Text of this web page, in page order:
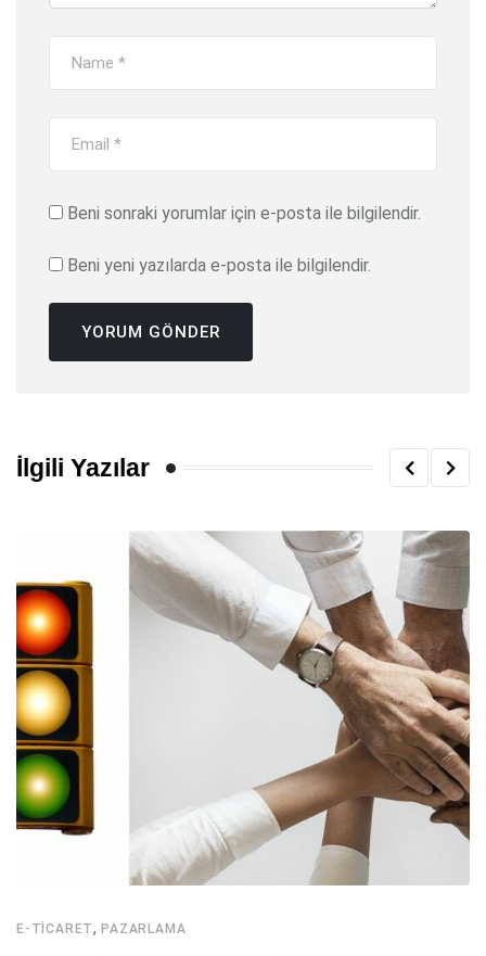
Beni sonraki yorumlar için e-posta ile bilgilendir.
Beni yeni yazılarda e-posta ile bilgilendir.
İlgili Yazılar
E-TICARET,PAZARLAMA